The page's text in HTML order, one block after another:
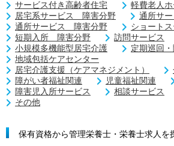
サービス付き高齢者住宅
軽費老人ホ
居宅系サービス 障害分野
通所サー
通所サービス 障害分野
ショートス
短期入所 障害分野
訪問サービス
小規模多機能型居宅介護
定期巡回
地域包括ケアセンター
居宅介護支援（ケアマネジメント）
障がい者福祉関連
児童福祉関連
障害児入所サービス
相談サービス
その他
保有資格から管理栄養士・栄養士求人を